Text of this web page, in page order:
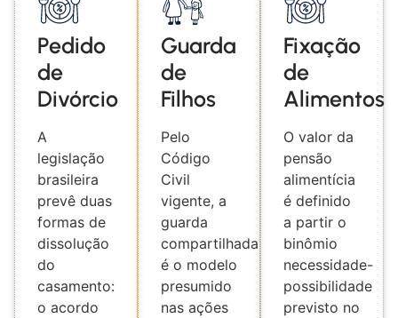
Pedido
de
Divórcio
A
legislação
brasileira
prevê duas
formas de
dissolução
do
casamento:
o acordo
Guarda
de
Filhos
Pelo
Código
Civil
vigente, a
guarda
compartilhada
é o modelo
presumido
nas ações
Fixação
de
Alimentos
O valor da
pensão
alimentícia
é definido
a partir o
binômio
necessidade-
possibilidade
previsto no